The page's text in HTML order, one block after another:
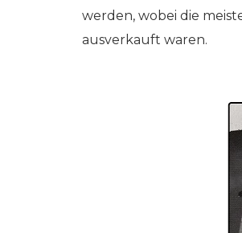
werden, wobei die
ausverkauft waren.